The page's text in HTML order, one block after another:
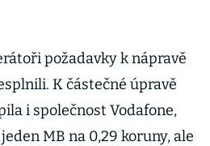
požadavky k nápravě
K částečné úpravě
i společnost Vodafone,
MB na 0,29 koruny, ale